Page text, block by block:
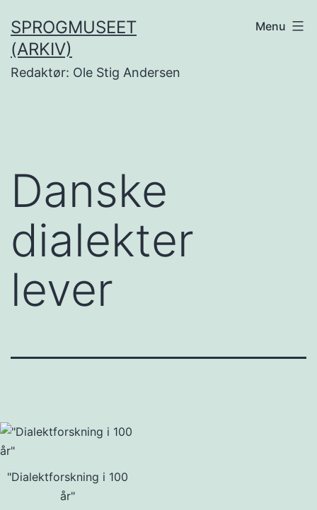
til
indhold
SPROGMUSEET
(ARKIV)
Redaktør: Ole Stig Andersen
Menu
Danske
dialekter
lever
"Dialektforskning i 100
år"